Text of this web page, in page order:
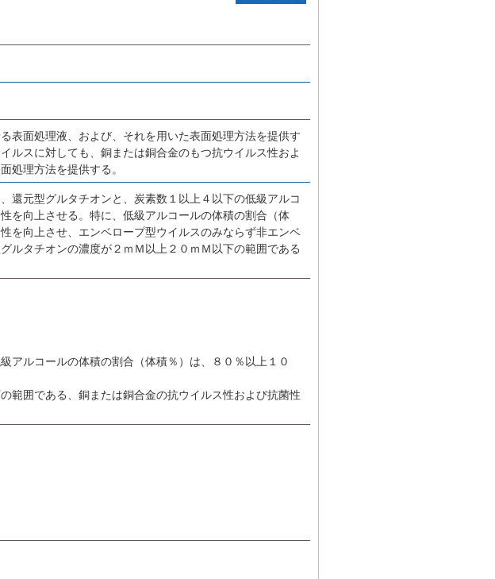
表面処理液、および、それを用いた表面処理方法を提供す
ルスに対しても、銅または銅合金のもつ抗ウイルス性およ
処理方法を提供する。
還元型グルタチオンと、炭素数１以上４以下の低級アルコ
を向上させる。特に、低級アルコールの体積の割合（体
を向上させ、エンベロープ型ウイルスのみならず非エンベ
ルタチオンの濃度が２ｍＭ以上２０ｍＭ以下の範囲である
アルコールの体積の割合（体積％）は、８０％以上１０
範囲である、銅または銅合金の抗ウイルス性および抗菌性